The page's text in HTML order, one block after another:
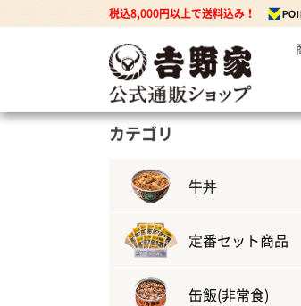
税込8,000円以上で送料込み！
カテゴリ
牛丼
定番セット商品
缶飯(非常食)